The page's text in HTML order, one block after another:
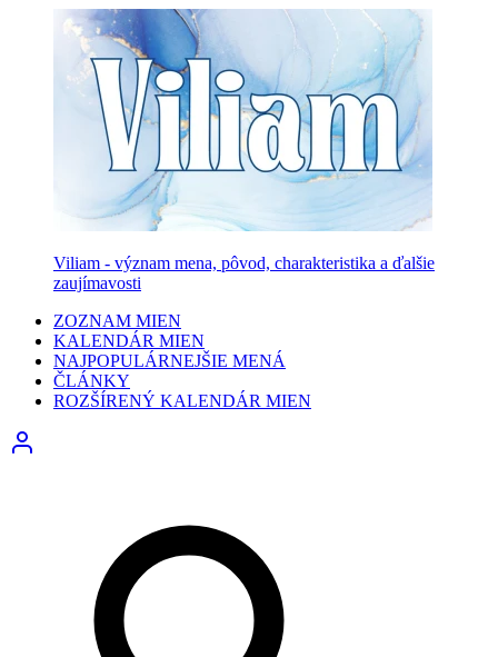
Viliam - význam mena, pôvod, charakteristika a ďalšie
zaujímavosti
ZOZNAM MIEN
KALENDÁR MIEN
NAJPOPULÁRNEJŠIE MENÁ
ČLÁNKY
ROZŠÍRENÝ KALENDÁR MIEN